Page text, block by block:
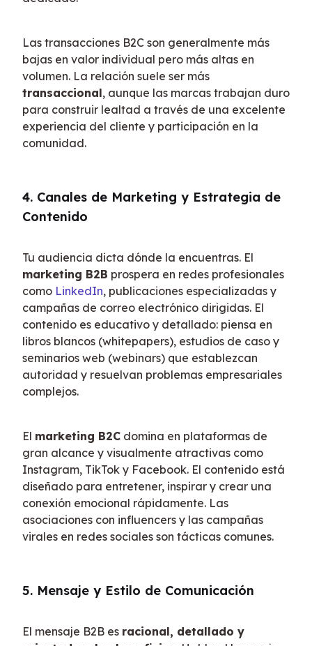
Las transacciones B2C son generalmente más
bajas en valor individual pero más altas en
transaccional, aunque las marcas trabajan duro
para construir lealtad a través de una excelente
experiencia del cliente y participación en la
comunidad.
4. Canales de Marketing y Estrategia de
Contenido
marketing B2B prospera en redes profesionales
como LinkedIn, publicaciones especializadas y
campañas de correo electrónico dirigidas. El
contenido es educativo y detallado: piensa en
libros blancos (whitepapers), estudios de caso y
seminarios web (webinars) que establezcan
autoridad y resuelvan problemas empresariales
complejos.
El marketing B2C domina en plataformas de
gran alcance y visualmente atractivas como
Instagram, TikTok y Facebook. El contenido está
diseñado para entretener, inspirar y crear una
conexión emocional rápidamente. Las
asociaciones con influencers y las campañas
virales en redes sociales son tácticas comunes.
5. Mensaje y Estilo de Comunicación
El mensaje B2B es racional, detallado y